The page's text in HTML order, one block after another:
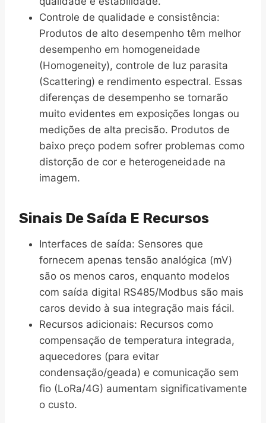
Controle de qualidade e consistência:
Produtos de alto desempenho têm melhor
desempenho em homogeneidade
(Homogeneity), controle de luz parasita
(Scattering) e rendimento espectral. Essas
diferenças de desempenho se tornarão
muito evidentes em exposições longas ou
medições de alta precisão. Produtos de
baixo preço podem sofrer problemas como
distorção de cor e heterogeneidade na
imagem.
Sinais De Saída E Recursos
Interfaces de saída: Sensores que
fornecem apenas tensão analógica (mV)
são os menos caros, enquanto modelos
com saída digital RS485/Modbus são mais
caros devido à sua integração mais fácil.
Recursos adicionais: Recursos como
compensação de temperatura integrada,
aquecedores (para evitar
condensação/geada) e comunicação sem
fio (LoRa/4G) aumentam significativamente
o custo.